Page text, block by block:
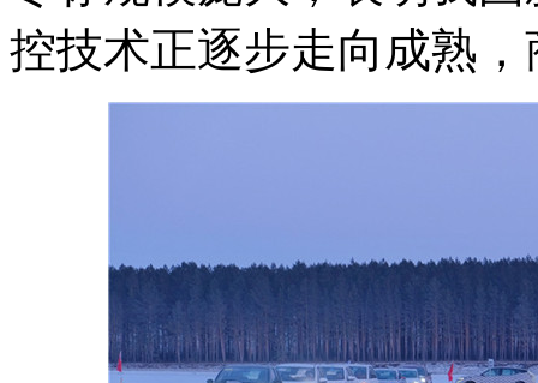
控技术正逐步走向成熟